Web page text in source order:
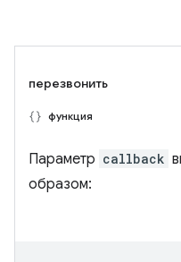
перезвонить
функция
Параметр callback
образом: